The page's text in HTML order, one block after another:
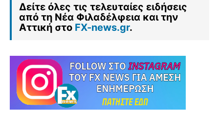
Δείτε όλες τις τελευταίες ειδήσεις
από τη Νέα Φιλαδέλφεια και την
Αττική στο FX-news.gr.